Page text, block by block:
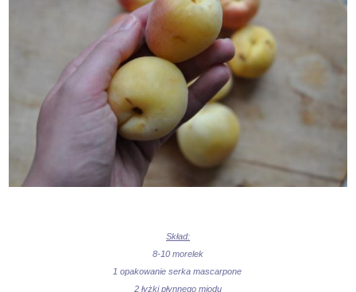
Skład:
8-10 morelek
1 opakowanie serka mascarpone
2 łyżki płynnego miodu